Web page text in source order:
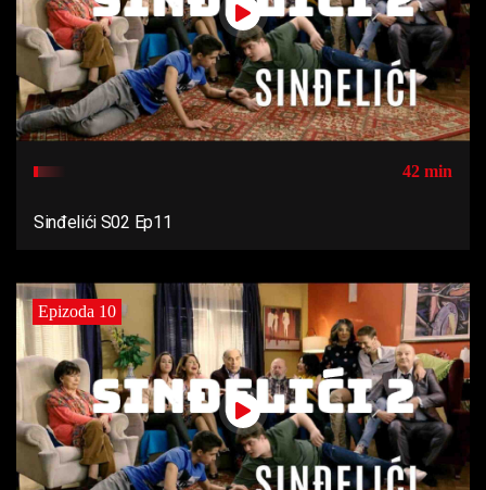
42 min
Sinđelići S02 Ep11
Epizoda 10